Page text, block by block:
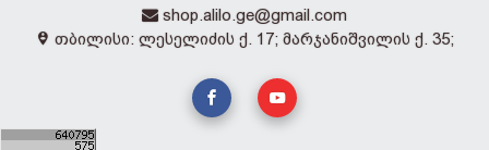
shop.alilo.ge@gmail.com
თბილისი: ლესელიძის ქ. 17; მარჯანიშვილის ქ. 35;